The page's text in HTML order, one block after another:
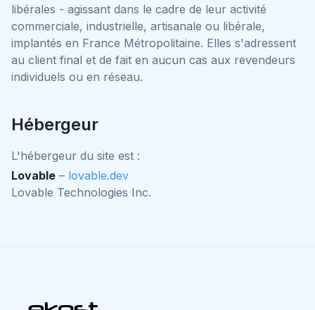
libérales - agissant dans le cadre de leur activité
commerciale, industrielle, artisanale ou libérale,
implantés en France Métropolitaine. Elles s'adressent
au client final et de fait en aucun cas aux revendeurs
individuels ou en réseau.
Hébergeur
L'hébergeur du site est :
Lovable – lovable.dev
Lovable Technologies Inc.